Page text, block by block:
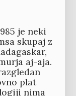
je neki
skupaj z
aj-aja.
plat
nima